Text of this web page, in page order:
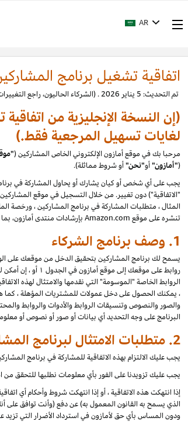
AR
اتفاقية تشغيل برنامج
تم التحديث: 5 يناير 2026 . (الشركاء الحاليون، راجع التغييرات.)
(إن النسخة الإنجليزية من
لغايات تسهيل المرجعية فقط.)
مرحبا بك في موقع أمازون الإلكتروني الخاص المشاركين (
(
"أمازون"أو"نحن"أو شروط مماثلة).
يجب على أي شخص أو كيان يشارك أو يحاول المشاركة في
المثال ، متطلبات المشاركة في برنامج المشاركين ، ورخصة
تنشره على موقع Amazon.com بإرشادات منتدى أمازون، بما في ذلك حظر تقييمات المستخدمين التي يتم إنشاؤها أو تحريرها أو إزالتها مقابل تعويض. يرجى قراءة السياسات والإرشادات بعناية
1. وصف برنامج الشركاء
يسمح لك برنامج المشاركين بتحقيق الدخل من موقعك على
روابط على موقعك إلى موقع أمازون في الجدول ۱ أو ، إن أمكن للموقع ، أي موقع آخر مدرج في بيان دخل عمولة برنامج المشاركين (كل موقع
الروابط الخاصة "الموسومة" التي نقدمها والامتثال لهذه
، يمكنك الحصول على دخل عمولات للمشتريات المؤهلة ،
والصور والنصوص وتنسيقات الروابط والأدوات والروابط
البرنامج على وجه التحديد أي بيانات أو صور أو نصوص أو
2. متطلبات الامتثال لبرنامج المشاركين
يجب عليك الالتزام بهذه الاتفاقية للمشاركة في برنامج
يجب عليك تزويدنا على الفور بأي معلومات نطلبها للتحقق من
إذا انتهكت هذه الاتفاقية ، أو إذا انتهكت شروط وأحكام أي
الذي يسمح به القانون المعمول به) عن دفع (وأنت توافق على
ودون المساس بأي حق لأمازون في استرداد الأضرار التي تزيد